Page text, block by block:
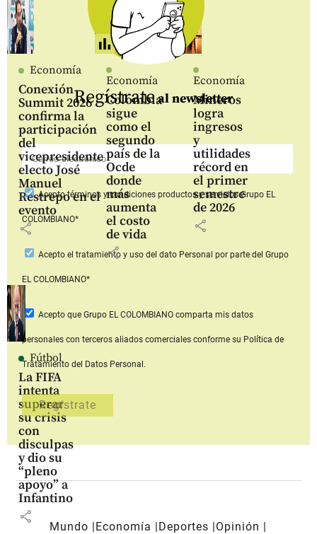
Economía
Conexión
Summit 2026
confirma la
participación
del
vicepresidente
electo José
Manuel
Restrepo en el
evento
share
Economía
Colombia
sigue
como el
segundo
país de la
Ocde
donde
más
aumenta
el costo
de vida
share
Economía
Mineros
logra
ingresos
y
utilidades
récord en
el primer
semestre
de 2026
share
Fútbol
La FIFA
intenta
superar
su crisis
con
disculpas
y dio su
“pleno
apoyo” a
Infantino
share
Regístrateal newsletter
Aceptotérminos y condiciones productos y serviciosGrupo EL
COLOMBIANO*
Acepto el tratamiento y uso del dato Personal por parte del Grupo
EL COLOMBIANO*
Acepto que Grupo EL COLOMBIANOcomparta mis datos
personales con terceros aliados comerciales conforme su Política de
Tratamiento del Datos Personal.
Mundo Economía Deportes
Opinión